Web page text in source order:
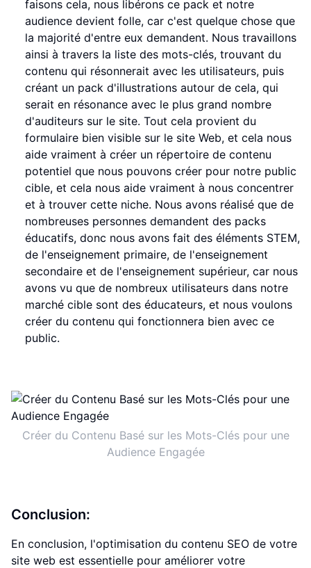
faisons cela, nous libérons ce pack et notre
audience devient folle, car c'est quelque chose que
la majorité d'entre eux demandent. Nous travaillons
ainsi à travers la liste des mots-clés, trouvant du
contenu qui résonnerait avec les utilisateurs, puis
créant un pack d'illustrations autour de cela, qui
serait en résonance avec le plus grand nombre
d'auditeurs sur le site. Tout cela provient du
formulaire bien visible sur le site Web, et cela nous
aide vraiment à créer un répertoire de contenu
potentiel que nous pouvons créer pour notre public
cible, et cela nous aide vraiment à nous concentrer
et à trouver cette niche. Nous avons réalisé que de
nombreuses personnes demandent des packs
éducatifs, donc nous avons fait des éléments STEM,
de l'enseignement primaire, de l'enseignement
secondaire et de l'enseignement supérieur, car nous
avons vu que de nombreux utilisateurs dans notre
marché cible sont des éducateurs, et nous voulons
créer du contenu qui fonctionnera bien avec ce
public.
Créer du Contenu Basé sur les Mots-Clés pour une
Audience Engagée
Conclusion:
En conclusion, l'optimisation du contenu SEO de votre
site web est essentielle pour améliorer votre